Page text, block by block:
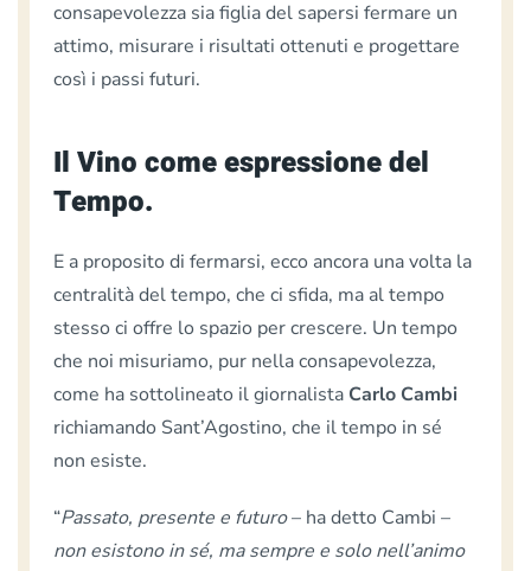
consapevolezza sia figlia del sapersi fermare un
attimo, misurare i risultati ottenuti e progettare
così i passi futuri.
Il Vino come espressione del
Tempo.
E a proposito di fermarsi, ecco ancora una volta la
centralità del tempo, che ci sfida, ma al tempo
stesso ci offre lo spazio per crescere. Un tempo
che noi misuriamo, pur nella consapevolezza,
come ha sottolineato il giornalista Carlo Cambi
richiamando Sant’Agostino, che il tempo in sé
non esiste.
“Passato, presente e futuro– ha detto Cambi –
non esistono in sé, ma sempre e solo nell’animo